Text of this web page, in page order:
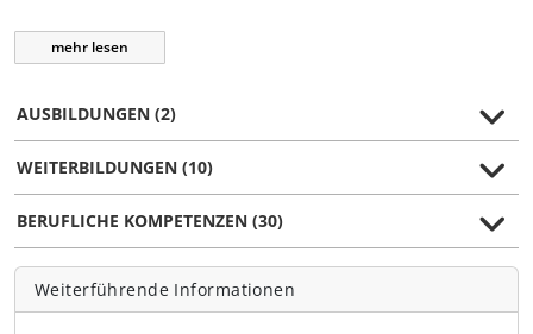
mehr lesen
AUSBILDUNGEN (2)
WEITERBILDUNGEN (10)
BERUFLICHE KOMPETENZEN (30)
Weiterführende Informationen